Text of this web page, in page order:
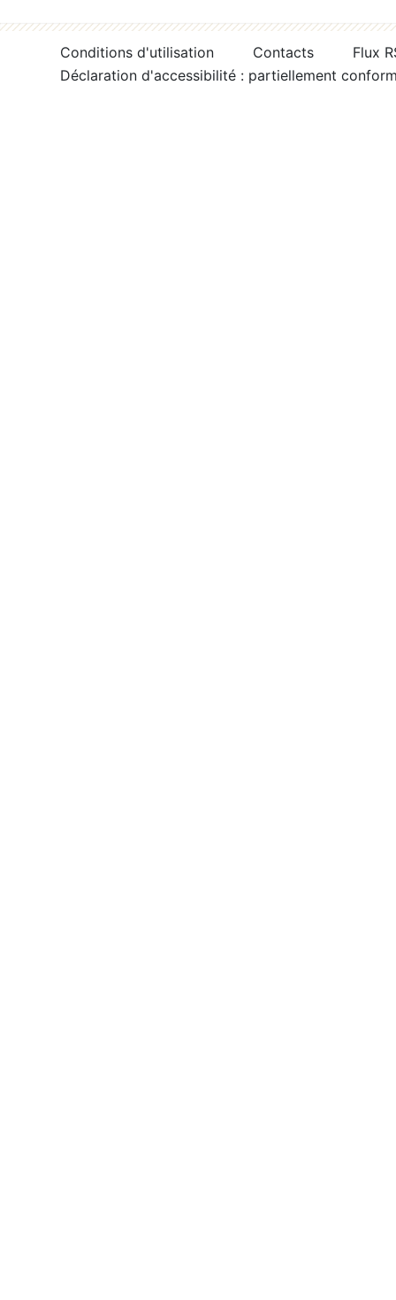
Conditions d'utilisation Contacts
Flux
Déclaration d'accessibilité : partiellement